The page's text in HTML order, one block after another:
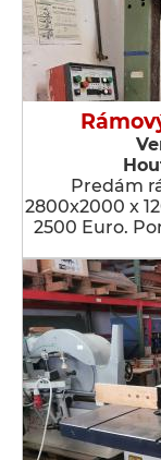
Predám
2800x2000 x
2500 Euro.